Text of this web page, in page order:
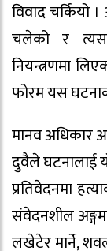
विवाद चर्कियो
चलेको र
नियन्त्रणमा
फोरम यस
मानव अधिकार
दुवैले घटनालाई
प्रतिवेदनमा
संवेदनशील
लखेटेर मार्ने,